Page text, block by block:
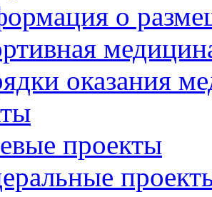
о
оказания
проекты